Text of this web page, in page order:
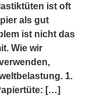
ist oft
als gut
ist nicht das
Wie wir
1.
[…]